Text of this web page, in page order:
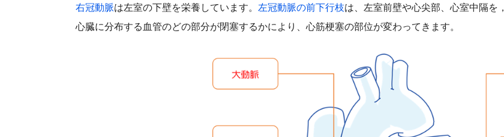
右冠動脈は左室の下壁を栄養しています。 左冠動脈の前下行枝は、左室前壁や心尖部、心室中隔を，
心臓に分布する血管のどの部分が閉塞するかにより、心筋梗塞の部位が変わってきます。